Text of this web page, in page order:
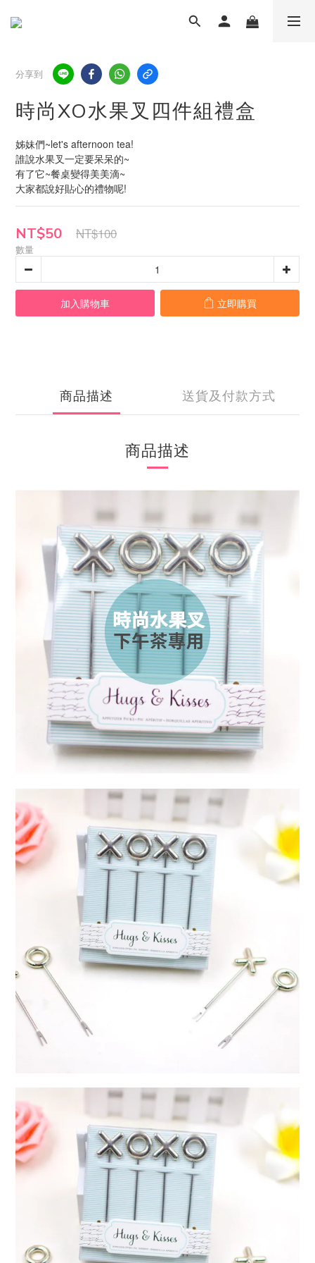
分享到
時尚XO水果叉四件組禮盒
姊妹們~let's afternoon tea!
誰說水果叉一定要呆呆的~
有了它~餐桌變得美美滴~
大家都說好貼心的禮物呢!
NT$50 NT$100
數量
加入購物車 立即購買
商品描述 送貨及付款方式
商品描述